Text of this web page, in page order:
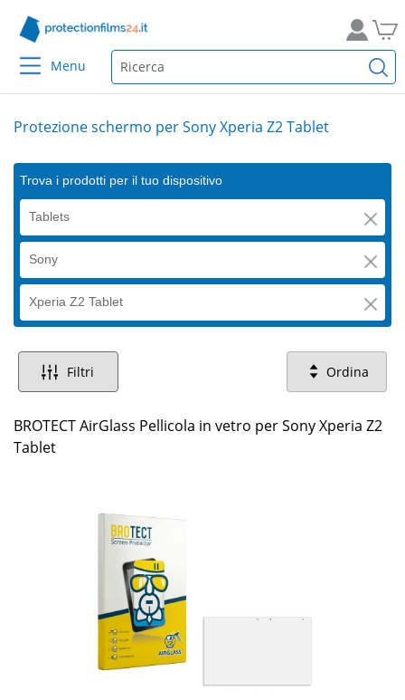
Menu
Protezione schermo per Sony Xperia Z2 Tablet
Trova i prodotti per il tuo dispositivo
Tablets
Sony
Xperia Z2 Tablet
Filtri Ordina
BROTECT AirGlass Pellicola in vetro per Sony Xperia Z2
Tablet